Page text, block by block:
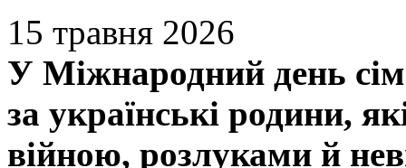
15 травня 2026
У Міжнародний день
за українські родини,
війною, розлуками й